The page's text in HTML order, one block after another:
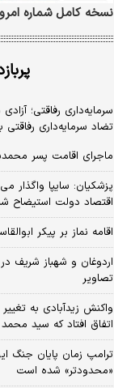
نسخه کامل شماره
سرمایه‌داری رفاقتی؛
تضاد سرمایه‌داری رفاقتی
ماجرای اقامت پسر
پزشکیان: سایپا واگذار
اقتصاد دولت استیضاح
اقامه نماز بر پیکر
اردوغان و شهباز شریف
تصاویر
واکنش زیدآبادی به
اتفاق افتاد که سید
ترامپ زمان پایان جنگ
«محدودتر» شده است